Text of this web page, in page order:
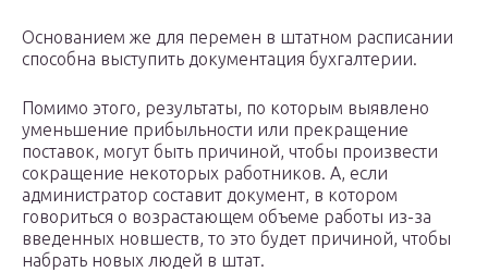
Основанием же для перемен в штатном расписании
способна выступить документация бухгалтерии.
Помимо этого, результаты, по которым выявлено
уменьшение прибыльности или прекращение
поставок, могут быть причиной, чтобы произвести
сокращение некоторых работников. А, если
администратор составит документ, в котором
говориться о возрастающем объеме работы из-за
введенных новшеств, то это будет причиной, чтобы
набрать новых людей в штат.